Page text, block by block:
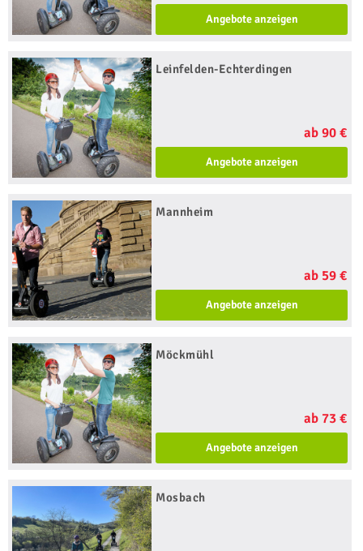
Angebote anzeigen
Leinfelden-Echterdingen
ab 90 €
Angebote anzeigen
Mannheim
ab 59 €
Angebote anzeigen
Möckmühl
ab 73 €
Angebote anzeigen
Mosbach